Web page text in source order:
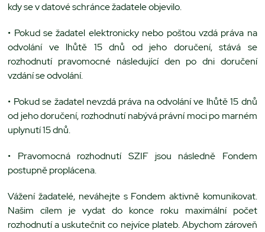
kdy se v datové schránce žadatele objevilo.
• Pokud se žadatel elektronicky nebo poštou vzdá práva na
odvolání ve lhůtě 15 dnů od jeho doručení, stává se
rozhodnutí pravomocné následující den po dni doručení
vzdání se odvolání.
• Pokud se žadatel nevzdá práva na odvolání ve lhůtě 15 dnů
od jeho doručení, rozhodnutí nabývá právní moci po marném
uplynutí 15 dnů.
• Pravomocná rozhodnutí SZIF jsou následně Fondem
postupně proplácena.
Vážení žadatelé, neváhejte s Fondem aktivně komunikovat.
Našim cílem je vydat do konce roku maximální počet
rozhodnutí a uskutečnit co nejvíce plateb. Abychom zároveň